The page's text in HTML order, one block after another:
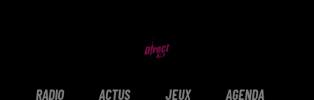
RADIO ACTUS JEUX AGENDA